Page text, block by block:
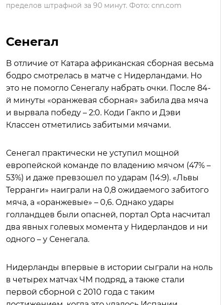
пределов штрафной за 90 минут. Фото: cnn.com
Сенегал
В отличие от Катара африканская сборная весьма
бодро смотрелась в матче с Нидерландами. Но
это не помогло Сенегалу набрать очки. После 84-
й минуты «оранжевая сборная» забила два мяча
и вырвала победу – 2:0. Коди Гакпо и Дэви
Классен отметились забитыми мячами.
Сенегал практически не уступил мощной
европейской команде по владению мячом (47% –
53%) и даже превзошел по ударам (14:9). «Львы
Терранги» наиграли на 0,8 ожидаемого забитого
мяча, а «оранжевые» – 0,6. Однако удары
голландцев были опасней, портал Opta насчитал
два явных голевых момента у Нидерландов и ни
одного – у Сенегала.
Нидерланды впервые в истории сыграли на ноль
в четырех матчах ЧМ подряд, а также стали
первой сборной с 2010 года с таким